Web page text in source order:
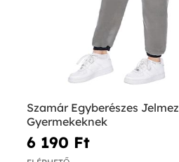
Szamár Egyberészes Jelmez
Gyermekeknek
6 190 Ft‎